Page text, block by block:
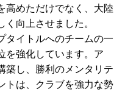
高めただけでなく、大陸
向上させました。
タイトルへのチームの一
を強化しています。ア
築し、勝利のメンタリテ
トは、クラブを強力な勢